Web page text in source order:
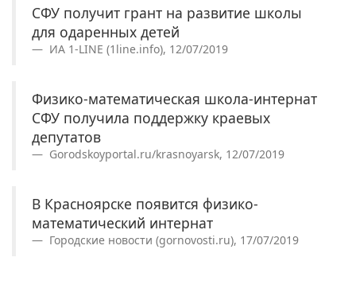
СФУ получит грант на развитие школы
для одаренных детей
ИА 1-LINE (1line.info), 12/07/2019
Физико-математическая школа-интернат
СФУ получила поддержку краевых
депутатов
Gorodskoyportal.ru/krasnoyarsk, 12/07/2019
В Красноярске появится физико-
математический интернат
Городские новости (gornovosti.ru), 17/07/2019